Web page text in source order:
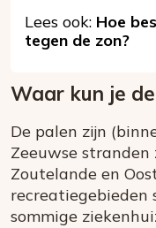
Lees ook: Hoe
tegen de zon?
Waar kun je
De palen zijn
Zeeuwse stranden
Zoutelande en
recreatiegebieden
sommige